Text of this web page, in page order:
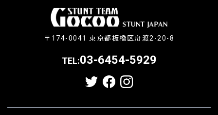
〒174-0041 東京都板橋区舟渡2-20-8
TEL:03-6454-5929